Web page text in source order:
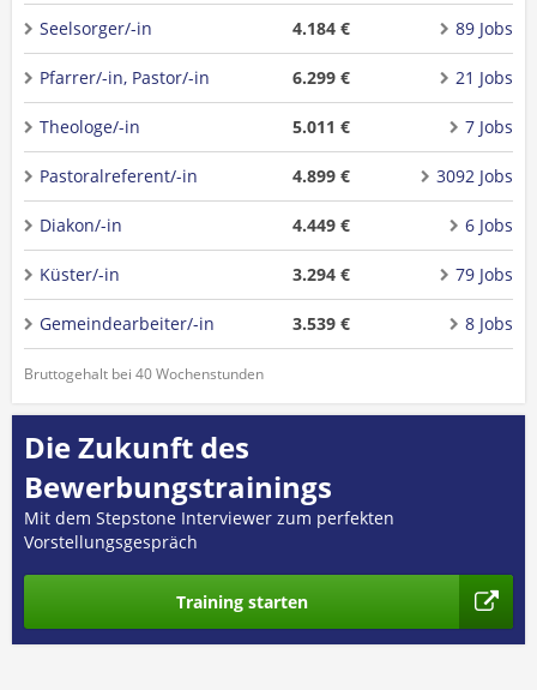
Seelsorger/-in 4.184 € 89 Jobs
Pfarrer/-in, Pastor/-in 6.299 € 21 Jobs
Theologe/-in 5.011 € 7 Jobs
Pastoralreferent/-in 4.899 € 3092 Jobs
Diakon/-in 4.449 € 6 Jobs
Küster/-in 3.294 € 79 Jobs
Gemeindearbeiter/-in 3.539 € 8 Jobs
Bruttogehalt bei 40 Wochenstunden
Die Zukunft des
Bewerbungstrainings
Mit dem Stepstone Interviewer zum perfekten
Vorstellungsgespräch
Training starten